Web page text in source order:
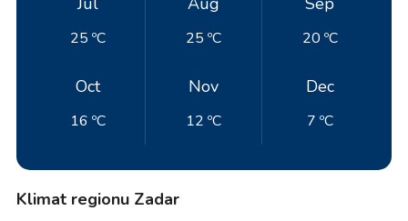
25 ºC 25 ºC 20 ºC
Oct
16 ºC
Nov
12 ºC
Dec
7 ºC
Klimat regionu Zadar